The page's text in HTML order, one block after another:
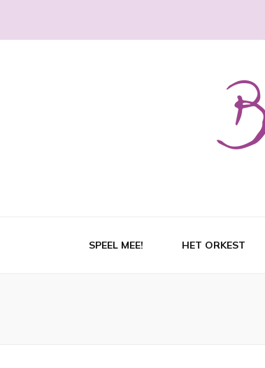
SPEEL MEE! HET ORKEST